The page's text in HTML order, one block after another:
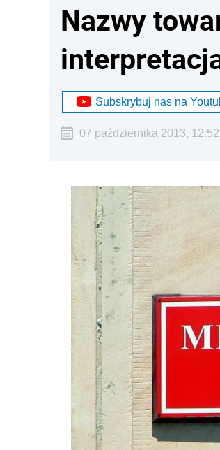
Nazwy
Subskrybuj nas na
07 października 2013, 12:52